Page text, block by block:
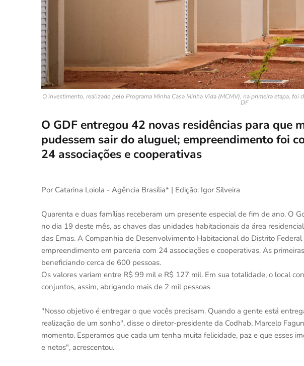
O investimento, realizado pelo Programa Minha Casa Minha Vida (MCMV), na primeira etapa,
DF
O GDF entregou 42 novas residências para que
pudessem sair do aluguel; empreendimento foi
24 associações e cooperativas
Por Catarina Loiola - Agência Brasília* | Edição: Igor Silveira
Quarenta e duas famílias receberam um presente especial de fim de ano. O
no dia 19 deste mês, as chaves das unidades habitacionais da área
das Emas. A Companhia de Desenvolvimento Habitacional do Distrito
empreendimento em parceria com 24 associações e cooperativas. As
beneficiando cerca de 600 pessoas.
Os valores variam entre R$ 99 mil e R$ 127 mil. Em sua totalidade, o local
conjuntos, assim, abrigando mais de 2 mil pessoas
"Nosso objetivo é entregar o que vocês precisam. Quando a gente está
realização de um sonho", disse o diretor-presidente da Codhab, Marcelo
momento. Esperamos que cada um tenha muita felicidade, paz e que esses
e netos", acrescentou.